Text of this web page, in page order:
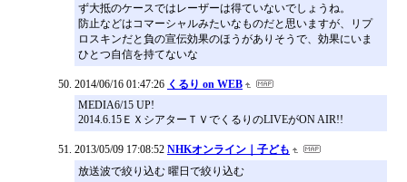
ず大抵のケースではレーザーは得ていないでしょうね。
防止などはコマーシャルみたいなものだと思いますが、リプ
ロスキンだと負の宣伝効果のほうがありそうで、効果にいま
ひとつ自信を持てないな
2014/06/16 01:47:26 くるり on WEB
MEDIA6/15 UP!
2014.6.15ＥＸシアターＴＶでくるりのLIVEがON AIR!!
2013/05/09 17:08:52 NHKオンライン｜子ども
放送波で絞り込む 曜日で絞り込む